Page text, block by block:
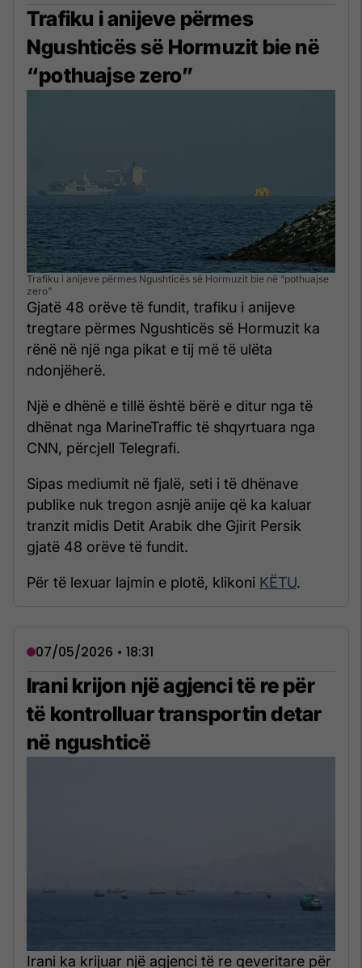
Trafiku i anijeve përmes
Ngushticës së Hormuzit bie në
“pothuajse zero”
Trafiku i anijeve përmes Ngushticës së Hormuzit bie në “pothuajse
zero”
Gjatë 48 orëve të fundit, trafiku i anijeve
tregtare përmes Ngushticës së Hormuzit ka
rënë në një nga pikat e tij më të ulëta
ndonjëherë.
Një e dhënë e tillë është bërë e ditur nga të
dhënat nga MarineTraffic të shqyrtuara nga
CNN, përcjell Telegrafi.
Sipas mediumit në fjalë, seti i të dhënave
publike nuk tregon asnjë anije që ka kaluar
tranzit midis Detit Arabik dhe Gjirit Persik
gjatë 48 orëve të fundit.
Për të lexuar lajmin e plotë, klikoni KËTU.
07/05/2026 • 18:31
Irani krijon një agjenci të re për
të kontrolluar transportin detar
në ngushticë
Irani ka krijuar një agjenci të re qeveritare për